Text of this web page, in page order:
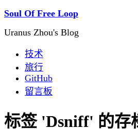
Soul Of Free Loop
Uranus Zhou's Blog
技术
旅行
GitHub
留言板
标签 'Dsniff' 的存